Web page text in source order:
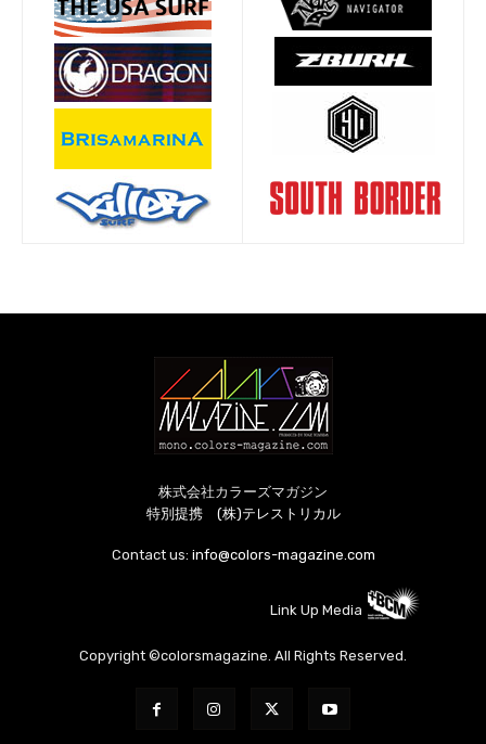
株式会社カラーズマガジン
特別提携 (株)テレストリカル
Contact us: info@colors-magazine.com
Link Up Media
Copyright ©colorsmagazine. All Rights Reserved.